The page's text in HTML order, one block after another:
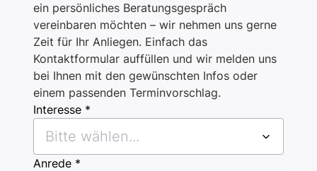
ein persönliches Beratungsgespräch
vereinbaren möchten – wir nehmen uns gerne
Zeit für Ihr Anliegen. Einfach das
Kontaktformular auffüllen und wir melden uns
bei Ihnen mit den gewünschten Infos oder
einem passenden Terminvorschlag.
Interesse *
Bitte wählen...
Anrede *